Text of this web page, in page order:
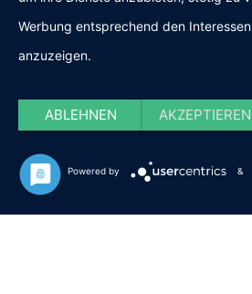
Werbung entsprechend den
anzuzeigen.
ABLEHNEN AKZEPTIEREN
Powered by &